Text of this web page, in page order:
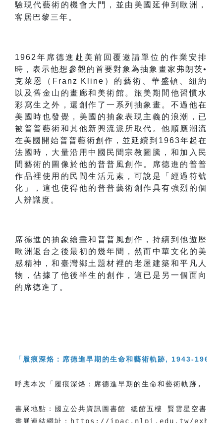
驗現代藝術的機會大門，並由美國延伸到歐洲，
客居巴黎三年。
1962 年席德進赴美前回覆邀請單位的作業安排
時，表示他想參觀的首要對象為抽象畫家弗朗茨•
克萊恩（ Franz Kline ）的藝術、華盛頓、紐約
以及舊金山的畫廊和美術館。旅美期間他習慣水
彩寫生之外，還創作了一系列抽象畫。不過他在
美國時也發覺，美國的抽象表現主義的浪潮，已
被普普藝術和其他新興流派所取代。他順應潮流
在美國開始普普藝術創作，並延續到 1963年起在
法國時，大量沿用中國民間宗教圖騰，和加入民
間藝術的圖像於他的普普風創作。席德進的普普
作品裡使用的民間生活元素，可說是「經過符號
化」，這也使得他的普普藝術創作具有強烈的個
人辨識度。
席德進的抽象繪畫和普普風創作，持續到他遊歷
歐洲返台之後最初的幾年間，然而中華文化的美
感精神，和臺灣鄉土題材裡的老屋建築和平凡人
物，佔據了他後半生的創作，這已是另一個面向
的席德進了。
「 履痕深烙：席德進早期的生命和藝術軌跡, 1943-1966
呼應本次「履痕深烙：席德進早期的生命和藝術軌跡,
書展地點：國立公共資訊圖書館 總館五樓 賢雲星空書房
書展連結網址：
https://ipac.nlpi.edu.tw/